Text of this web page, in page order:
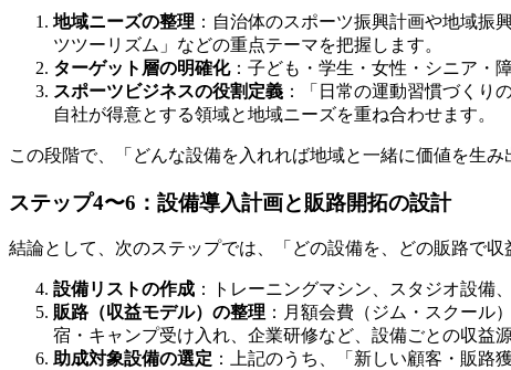
地域ニーズの整理 ：自治体のスポーツ振興計画や地域
ツツーリズム」などの重点テーマを把握します。
ターゲット層の明確化：子ども・学生・女性・シニア・
スポーツビジネスの役割定義 ：「日常の運動習慣づくり
自社が得意とする領域と地域ニーズを重ね合わせます。
この段階で、「どんな設備を入れれば地域と一緒に価値を生み
ステップ4〜6：設備導入計画と販路開拓の設計
結論として、次のステップでは、「どの設備を、どの販路で収
設備リストの作成 ：トレーニングマシン、スタジオ設備
販路（収益モデル）の整理 ：月額会費（ジム・スクール
宿・キャンプ受け入れ、企業研修など、設備ごとの収益
助成対象設備の選定 ：上記のうち、「新しい顧客・販